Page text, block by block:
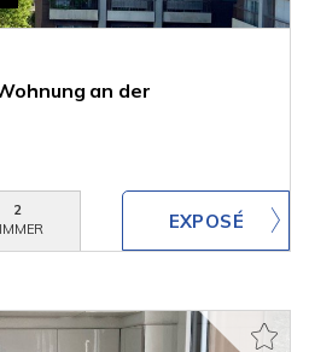
an der
2